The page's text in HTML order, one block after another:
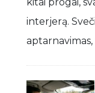
kitai progai,
interjerą.